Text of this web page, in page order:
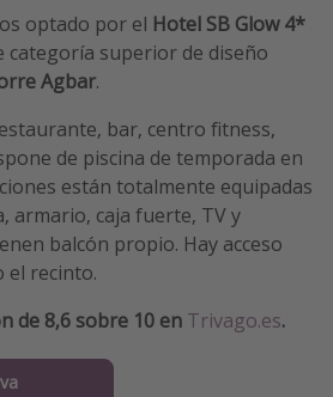
optado por el Hotel SB Glow 4*
categoría superior de diseño
Agbar.
bar, centro fitness,
de piscina de temporada en
están totalmente equipadas
armario, caja fuerte, TV y
balcón propio. Hay acceso
el recinto.
de 8,6 sobre 10 en Trivago.es.